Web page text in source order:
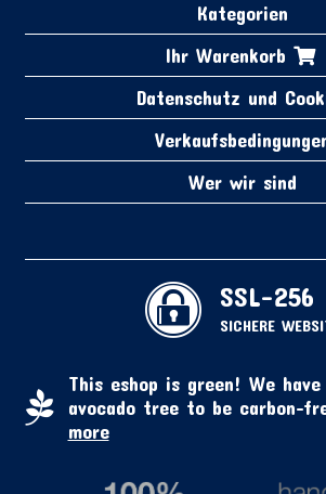
Kategorien
Ihr Warenkorb
Datenschutz und
Wer wir sind
SSL-256
SICHERE
This eshop is green! We
avocado tree to be carbon-
more